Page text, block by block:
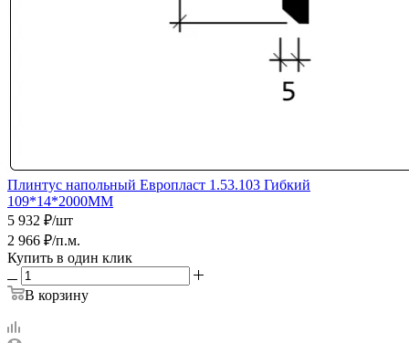
Плинтус напольный Европласт 1.53.103 Гибкий
109*14*2000ММ
5 932 ₽/шт
2 966 ₽/п.м.
Купить в один клик
В корзину